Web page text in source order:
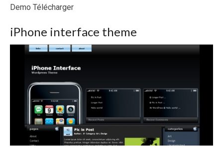
Demo Télécharger
iPhone interface theme